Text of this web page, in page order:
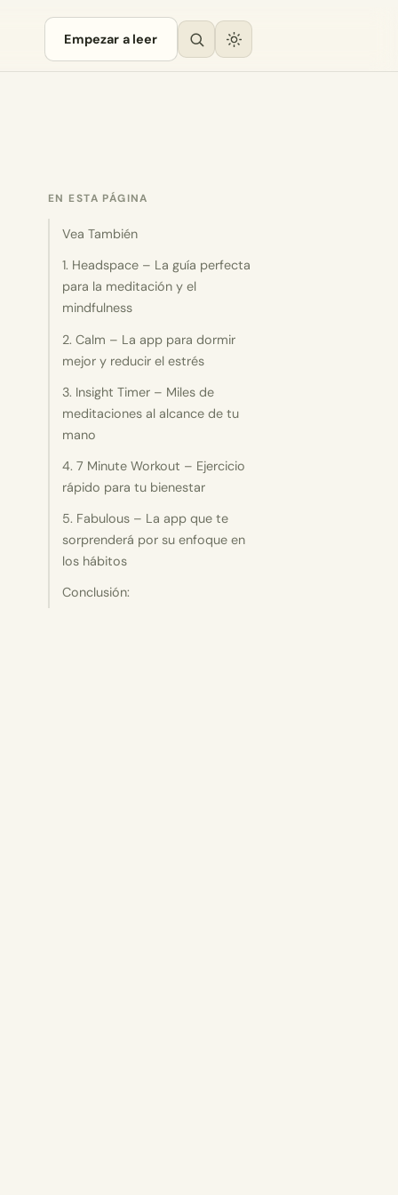
Empezar a leer
EN ESTA PÁGINA
Vea También
1. Headspace – La guía perfecta
para la meditación y el
mindfulness
2. Calm – La app para dormir
mejor y reducir el estrés
3. Insight Timer – Miles de
meditaciones al alcance de tu
mano
4. 7 Minute Workout – Ejercicio
rápido para tu bienestar
5. Fabulous – La app que te
sorprenderá por su enfoque en
los hábitos
Conclusión: